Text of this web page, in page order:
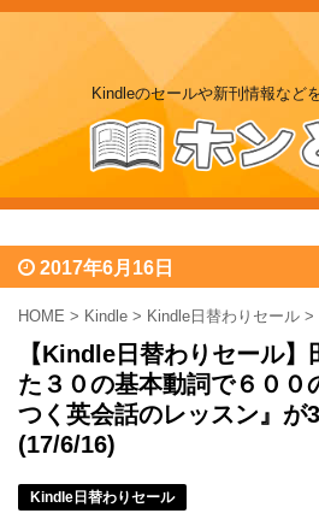
Kindleのセールや新刊情報など
2017年6月16日
HOME > Kindle > Kindle日替わりセール >
【Kindle日替わりセール
た３０の基本動詞で６００
つく英会話のレッスン』が
(17/6/16)
Kindle日替わりセール